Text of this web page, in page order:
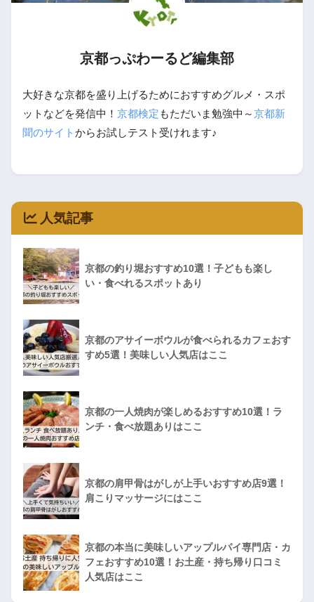
京都っぷわーるど編集部
大好きな京都を盛り上げるためにおすすめグルメ・スポ
ットなどを発信中！ 京都検定 もただいま勉強中～京都新
聞のサイトからお試しテスト受けれます♪
人気記事
京都の釣り堀おすすめ10選！子どもも楽し
い・食べれるスポットあり
京都のアサイーボウルが食べられるカフェおす
すめ5選！美味しい人気店はここ
京都の一人焼肉が楽しめるおすすめ10選！ラ
ンチ・食べ放題ありはここ
京都の肩甲骨はがしが上手いおすすめ店9選！
肩こりマッサージにはここ
京都の本当に美味しいアップルパイ専門店・カ
フェおすすめ10選！お土産・持ち帰り口コミ
人気店はここ